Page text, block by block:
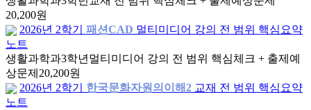
20,200원
2026년 2학기
패션CAD 멀티미디어 강의 전 범위 핵심요약
노트
생활과학과3학년 멀티미디어 강의 전 범위 핵심체크 + 출제예
상문제 20,200원
2026년 2학기
한국문화자원의이해2 교재 전 범위 핵심요약
노트